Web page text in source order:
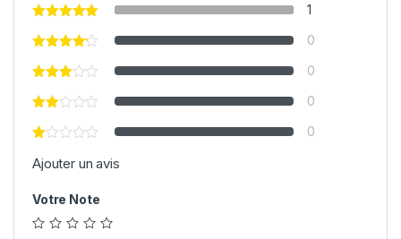
1
0
0
0
0
Ajouter un avis
Votre Note